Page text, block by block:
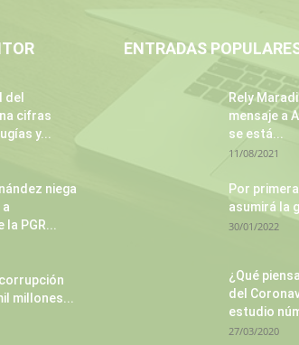
del
cifras
y...
niega
PGR...
millones...
ENTRADAS
Rely
mensaje a
se está...
11/08/2021
Por
asumirá la
30/01/2022
¿Qué
del
estudio
27/03/2020